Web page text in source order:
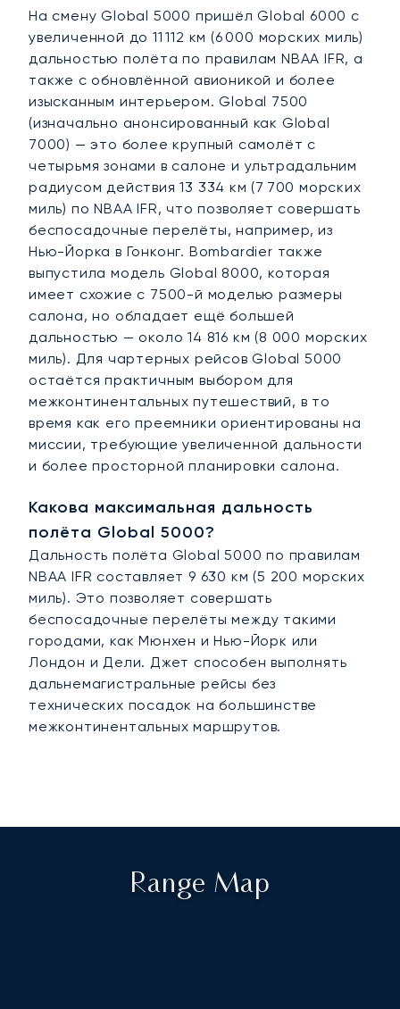
На смену Global 5000 пришёл Global 6000 с
увеличенной до 11 112 км (6 000 морских миль)
дальностью полёта по правилам NBAA IFR, а
также с обновлённой авионикой и более
изысканным интерьером. Global 7500
(изначально анонсированный как Global
7000) — это более крупный самолёт с
четырьмя зонами в салоне и ультрадальним
радиусом действия 13 334 км (7 700 морских
миль) по NBAA IFR, что позволяет совершать
беспосадочные перелёты, например, из
Нью-Йорка в Гонконг. Bombardier также
выпустила модель Global 8000, которая
имеет схожие с 7500-й моделью размеры
салона, но обладает ещё большей
дальностью — около 14 816 км (8 000 морских
миль). Для чартерных рейсов Global 5000
остаётся практичным выбором для
межконтинентальных путешествий, в то
время как его преемники ориентированы на
миссии, требующие увеличенной дальности
и более просторной планировки салона.
Какова максимальная дальность
полёта Global 5000?
Дальность полёта Global 5000 по правилам
NBAA IFR составляет 9 630 км (5 200 морских
миль). Это позволяет совершать
беспосадочные перелёты между такими
городами, как Мюнхен и Нью-Йорк или
Лондон и Дели. Джет способен выполнять
дальнемагистральные рейсы без
технических посадок на большинстве
межконтинентальных маршрутов.
Range Map